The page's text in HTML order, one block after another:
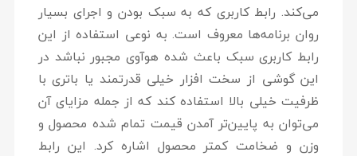
می‌کند. رابط کاربری که به سبک بودن و اجرای بسیار
روان برنامه‌ها معروف است. به نوعی استفاده از این
رابط کاربری سبک باعث شده هوآوی مجبور نباشد در
این گوشی از سخت افزار خیلی قدرتمند یا باتری با
ظرفیت خیلی بالا استفاده کند که از جمله مزایای آن
می‌توان به پایین‌تر آمدن قیمت تمام شده محصول و
وزن و ضخامت کمتر محصول اشاره کرد. این رابط